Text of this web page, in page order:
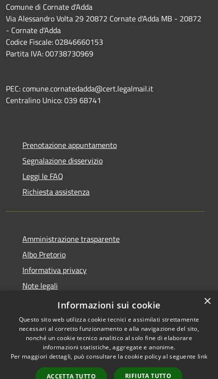
Comune di Cornate d'Adda
Via Alessandro Volta 29 20872 Cornate d'Adda MB - 20872
- Cornate d'Adda
Codice Fiscale: 02846660153
Partita IVA: 00738730969
PEC: comune.cornatedadda@cert.legalmail.it
Centralino Unico: 039 68741
Prenotazione appuntamento
Segnalazione disservizio
Leggi le FAQ
Richiesta assistenza
Amministrazione trasparente
Albo Pretorio
Informativa privacy
Note legali
Dichiarazione di accessibilità
Accessibilità
Copyright © 2026 • Città di
Cornate d'Adda • Powered by
Municipium• Accesso
×
Informazioni sui cookie
Questo sito web utilizza cookie tecnici e assimilati strettamente
necessari al corretto funzionamento e alla navigazione del sito,
nonché un cookie tecnico analitico al solo fine di elaborare
informazioni statistiche, aggregate e anonime.
Per maggiori dettagli, può consultare la cookie policy al seguente link
ACCETTA TUTTO RIFIUTA TUTTO